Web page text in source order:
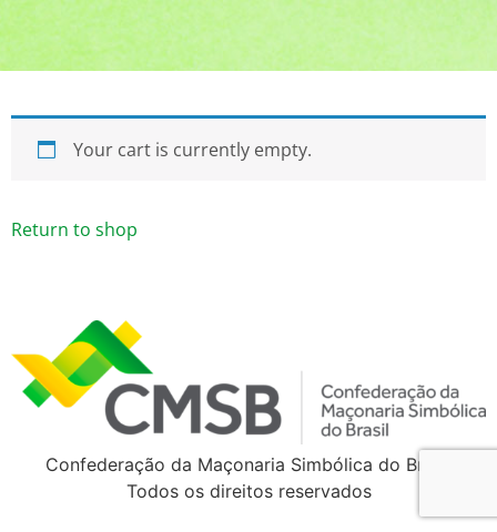
Your cart is currently empty.
Return to shop
Confederação da Maçonaria Simbólica do Brasil
Todos os direitos reservados